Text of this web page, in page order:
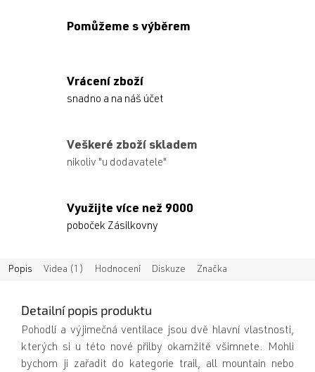
Pomůžeme s výběrem
Vrácení zboží
snadno a na náš účet
Veškeré zboží skladem
nikoliv "u dodavatele"
Využijte více než 9000
poboček Zásilkovny
Popis Videa (1) Hodnocení Diskuze Značka
Detailní popis produktu
Pohodlí a výjimečná ventilace jsou dvě hlavní vlastnosti,
kterých si u této nové přilby okamžitě všimnete. Mohli
bychom ji zařadit do kategorie trail, all mountain nebo